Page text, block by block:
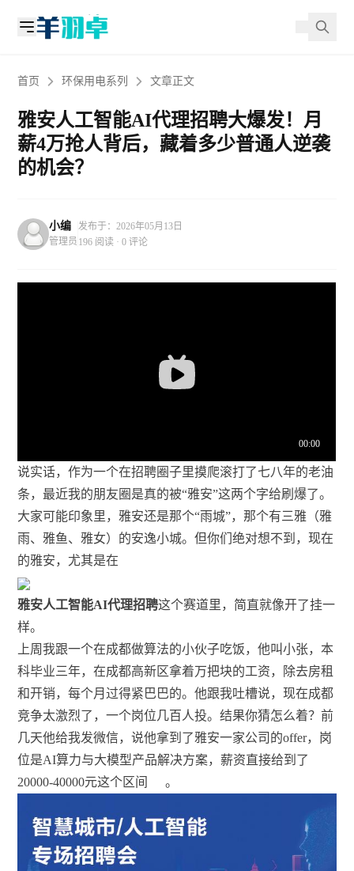
首页 环保用电系列 文章正文
雅安人工智能AI代理招聘大爆发！月
薪4万抢人背后，藏着多少普通人逆袭
的机会？
小编
管理员
发布于：2026年05月13日
196 阅读 · 0 评论
说实话，作为一个在招聘圈子里摸爬滚打了七八年的老油
条，最近我的朋友圈是真的被“雅安”这两个字给刷爆了。
大家可能印象里，雅安还是那个“雨城”，那个有三雅（雅
雨、雅鱼、雅女）的安逸小城。但你们绝对想不到，现在
的雅安，尤其是在
雅安人工智能AI代理招聘这个赛道里，简直就像开了挂一
样。
上周我跟一个在成都做算法的小伙子吃饭，他叫小张，本
科毕业三年，在成都高新区拿着万把块的工资，除去房租
和开销，每个月过得紧巴巴的。他跟我吐槽说，现在成都
竞争太激烈了，一个岗位几百人投。结果你猜怎么着？前
几天他给我发微信，说他拿到了雅安一家公司的offer，岗
位是AI算力与大模型产品解决方案，薪资直接给到了
20000-40000元这个区间
。